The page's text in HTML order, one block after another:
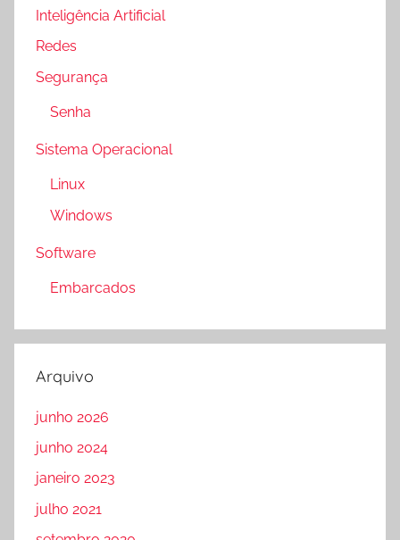
Inteligência Artificial
Redes
Segurança
Senha
Sistema Operacional
Linux
Windows
Software
Embarcados
Arquivo
junho 2026
junho 2024
janeiro 2023
julho 2021